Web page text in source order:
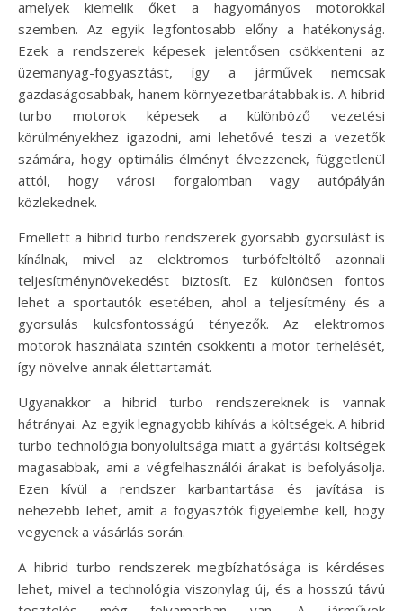
amelyek kiemelik őket a hagyományos motorokkal
szemben. Az egyik legfontosabb előny a hatékonyság.
Ezek a rendszerek képesek jelentősen csökkenteni az
üzemanyag-fogyasztást, így a járművek nemcsak
gazdaságosabbak, hanem környezetbarátabbak is. A hibrid
turbo motorok képesek a különböző vezetési
körülményekhez igazodni, ami lehetővé teszi a vezetők
számára, hogy optimális élményt élvezzenek, függetlenül
attól, hogy városi forgalomban vagy autópályán
közlekednek.
Emellett a hibrid turbo rendszerek gyorsabb gyorsulást is
kínálnak, mivel az elektromos turbófeltöltő azonnali
teljesítménynövekedést biztosít. Ez különösen fontos
lehet a sportautók esetében, ahol a teljesítmény és a
gyorsulás kulcsfontosságú tényezők. Az elektromos
motorok használata szintén csökkenti a motor terhelését,
így növelve annak élettartamát.
Ugyanakkor a hibrid turbo rendszereknek is vannak
hátrányai. Az egyik legnagyobb kihívás a költségek. A hibrid
turbo technológia bonyolultsága miatt a gyártási költségek
magasabbak, ami a végfelhasználói árakat is befolyásolja.
Ezen kívül a rendszer karbantartása és javítása is
nehezebb lehet, amit a fogyasztók figyelembe kell, hogy
vegyenek a vásárlás során.
A hibrid turbo rendszerek megbízhatósága is kérdéses
lehet, mivel a technológia viszonylag új, és a hosszú távú